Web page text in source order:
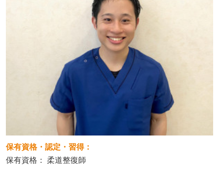
保有資格・認定・習得：
保有資格： 柔道整復師